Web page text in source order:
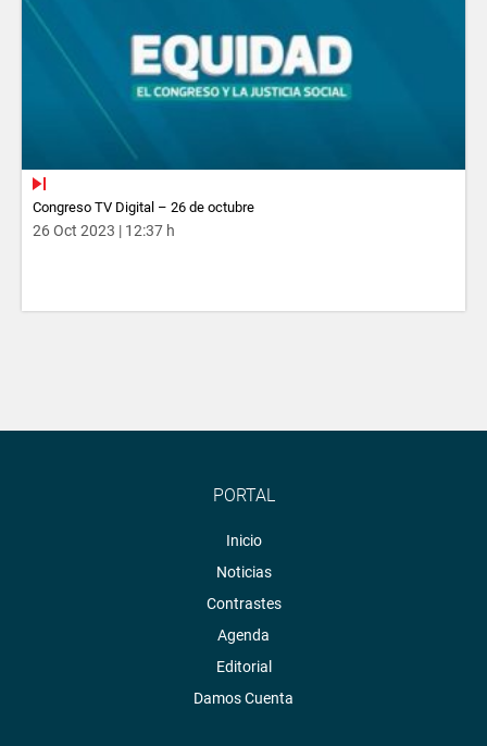
Congreso TV Digital – 26 de octubre
26 Oct 2023 | 12:37 h
PORTAL
Inicio
Noticias
Contrastes
Agenda
Editorial
Damos Cuenta